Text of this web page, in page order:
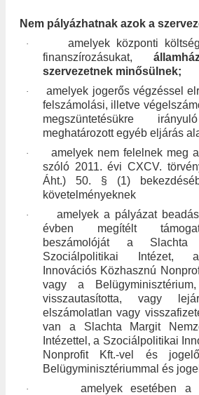
Nem pályázhatnak azok a
·
amelyek központi
finanszírozásukat,
szervezetnek minősülnek;
·
amelyek jogerős végzéssel
felszámolási, illetve
megszüntetésükre
meghatározott egyéb eljárás
·
amelyek nem felelnek meg
szóló 2011. évi CXCV.
Áht.) 50. § (1)
követelményeknek
·
amelyek a pályázat
évben megítélt
beszámolóját a Slachta
Szociálpolitikai Intézet,
Innovációs Közhasznú
vagy a
visszautasította, vagy
elszámolatlan vagy
van a Slachta Margit
Intézettel, a Szociálpolitikai
Nonprofit Kft.-vel és
Belügyminisztériummal és
·
amelyek esetében a